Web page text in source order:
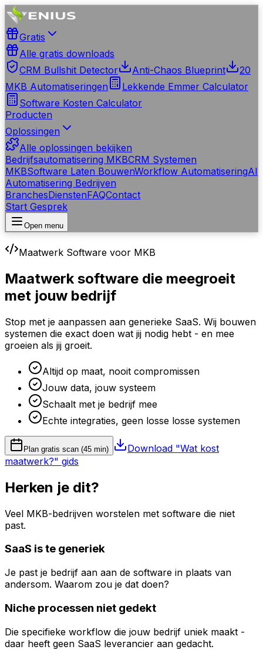
Gratis
Alle gratis downloads
CRM Bullshit Detector
Anti-Chaos Blueprint
20
MKB Automatiseringen
Lekkende Emmer Calculator
Software Kosten Calculator
Producten
Oplossingen
Alle oplossingen bekijken
Bedrijfsautomatisering MKBCRM Systemen
MKBSoftware Laten BouwenWorkflow AutomatiseringAI
Automatisering Bedrijven
BranchesDienstenFAQContact
Start Gesprek
Open menu
Maatwerk Software voor MKB
Maatwerk software die meegroeit
met jouw bedrijf
Stop met je aanpassen aan generieke SaaS. Wij bouwen
systemen die exact doen wat jij nodig hebt - en mee
groeien als jij groeit.
Altijd op maat, nooit compromissen
Jouw data, jouw systeem
Schaalt met je bedrijf mee
Echte integraties, geen losse losse systemen
Plan gratis scan (45 min)
Download "Wat kost
maatwerk?" gids
Herken je dit?
Veel MKB-bedrijven worstelen met software die niet
past.
SaaS is te generiek
Je past je bedrijf aan aan de software in plaats van
andersom. Waarom zou je dat doen?
Niche processen niet gedekt
Die specifieke workflow die jouw bedrijf uniek maakt -
daar heeft geen SaaS leverancier aan gedacht.